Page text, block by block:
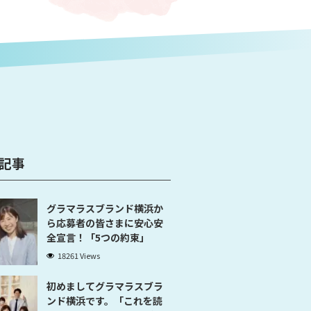
事
グラマラスブランド横浜か
ら応募者の皆さまに安心安
全宣言！「5つの約束」
18261 Views
初めましてグラマラスブラ
ンド横浜です。「これを読